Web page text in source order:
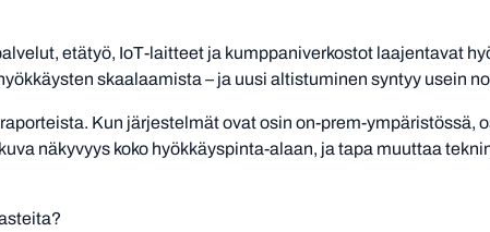
etätyö, IoT-laitteet ja kumppaniverkostot laajentavat
skaalaamista – ja uusi altistuminen syntyy usein
Kun järjestelmät ovat osin on-prem-ympäristössä,
näkyvyys koko hyökkäyspinta-alaan, ja tapa muuttaa